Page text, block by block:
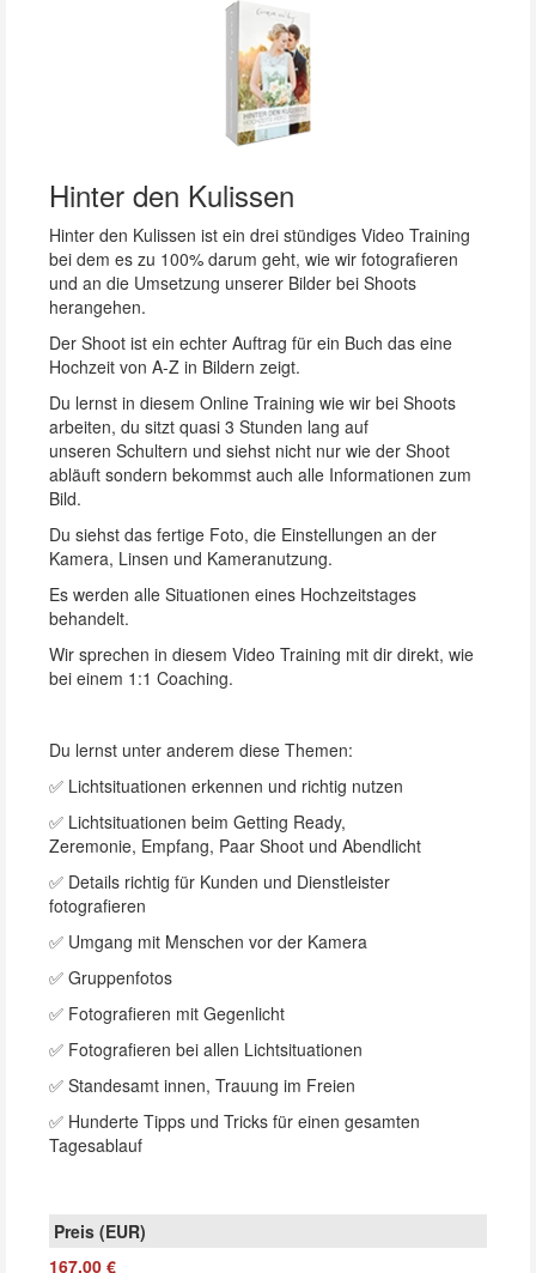
Hinter den Kulissen
Hinter den Kulissen ist ein drei stündiges Video Training
bei dem es zu 100% darum geht, wie wir fotografieren
und an die Umsetzung unserer Bilder bei Shoots
herangehen.
Der Shoot ist ein echter Auftrag für ein Buch das eine
Hochzeit von A-Z in Bildern zeigt.
Du lernst in diesem Online Training wie wir bei Shoots
arbeiten, du sitzt quasi 3 Stunden lang auf
unseren Schultern und siehst nicht nur wie der Shoot
abläuft sondern bekommst auch alle Informationen zum
Bild.
Du siehst das fertige Foto, die Einstellungen an der
Kamera, Linsen und Kameranutzung.
Es werden alle Situationen eines Hochzeitstages
behandelt.
Wir sprechen in diesem Video Training mit dir direkt, wie
bei einem 1:1 Coaching.
Du lernst unter anderem diese Themen:
✅ Lichtsituationen erkennen und richtig nutzen
✅ Lichtsituationen beim Getting Ready,
Zeremonie, Empfang, Paar Shoot und Abendlicht
✅ Details richtig für Kunden und Dienstleister
fotografieren
✅ Umgang mit Menschen vor der Kamera
✅ Gruppenfotos
✅ Fotografieren mit Gegenlicht
✅ Fotografieren bei allen Lichtsituationen
✅ Standesamt innen, Trauung im Freien
✅ Hunderte Tipps und Tricks für einen gesamten
Tagesablauf
167,00 €